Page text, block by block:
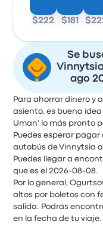
$222 $181
Se
ago
Para ahorrar dinero y
asiento, es buena
Uman' lo más pronto
Puedes esperar pagar
autobús de Vinnytsia
Puedes llegar a
que es el 2026-08-08.
Por lo general,
altos por boletos con
salida. Podrás
en la fecha de tu viaje.